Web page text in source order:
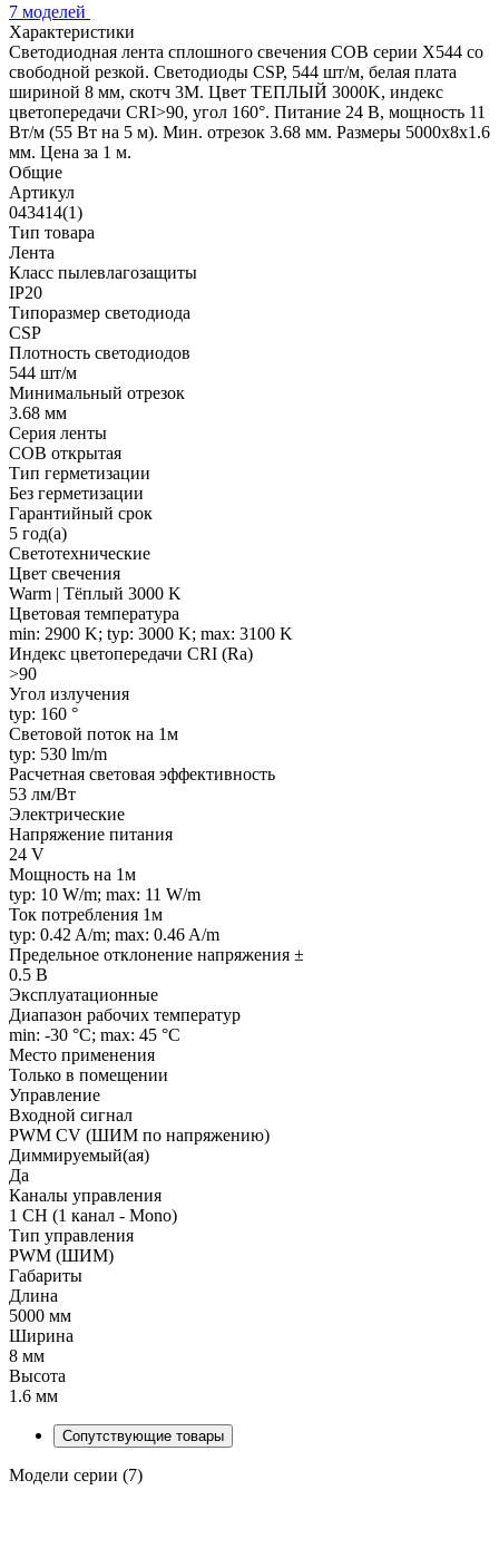
7 моделей
Характеристики
Светодиодная лента сплошного свечения COB серии X544 со
свободной резкой. Светодиоды CSP, 544 шт/м, белая плата
шириной 8 мм, скотч 3M. Цвет ТЕПЛЫЙ 3000K, индекс
цветопередачи CRI>90, угол 160°. Питание 24 В, мощность 11
Вт/м (55 Вт на 5 м). Мин. отрезок 3.68 мм. Размеры 5000х8х1.6
мм. Цена за 1 м.
Общие
Артикул
043414(1)
Тип товара
Лента
Класс пылевлагозащиты
IP20
Типоразмер светодиода
CSP
Плотность светодиодов
544 шт/м
Минимальный отрезок
3.68 мм
Серия ленты
COB открытая
Тип герметизации
Без герметизации
Гарантийный срок
5 год(а)
Светотехнические
Цвет свечения
Warm | Тёплый 3000 K
Цветовая температура
min: 2900 K; typ: 3000 K; max: 3100 K
Индекс цветопередачи CRI (Ra)
>90
Угол излучения
typ: 160 °
Световой поток на 1м
typ: 530 lm/m
Расчетная световая эффективность
53 лм/Вт
Электрические
Напряжение питания
24 V
Мощность на 1м
typ: 10 W/m; max: 11 W/m
Ток потребления 1м
typ: 0.42 A/m; max: 0.46 A/m
Предельное отклонение напряжения ±
0.5 В
Эксплуатационные
Диапазон рабочих температур
min: -30 °C; max: 45 °C
Место применения
Только в помещении
Управление
Входной сигнал
PWM СV (ШИМ по напряжению)
Диммируемый(ая)
Да
Каналы управления
1 CH (1 канал - Mono)
Тип управления
PWM (ШИМ)
Габариты
Длина
5000 мм
Ширина
8 мм
Высота
1.6 мм
Сопутствующие товары
Модели серии (7)